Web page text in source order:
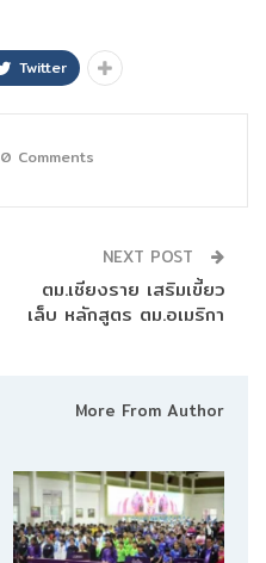
Twitter
0 Comments
NEXT POST
ตม.เชียงราย เสริมเขี้ยว
เล็บ หลักสูตร ตม.อเมริกา
More From Author